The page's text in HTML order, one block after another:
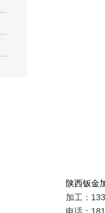
陕西钣金
加工：